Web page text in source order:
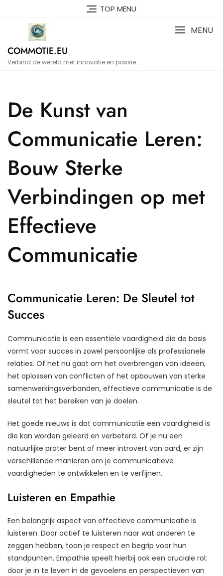
TOP MENU
COMMOTIE.EU
Verbind de wereld met innovatie en passie.
MENU
De Kunst van
Communicatie Leren:
Bouw Sterke
Verbindingen op met
Effectieve
Communicatie
Communicatie Leren: De Sleutel tot
Succes
Communicatie is een essentiële vaardigheid die de basis
vormt voor succes in zowel persoonlijke als professionele
relaties. Of het nu gaat om het overbrengen van ideeën,
het oplossen van conflicten of het opbouwen van sterke
samenwerkingsverbanden, effectieve communicatie is de
sleutel tot het bereiken van je doelen.
Het goede nieuws is dat communicatie een vaardigheid is
die kan worden geleerd en verbeterd. Of je nu een
natuurlijke prater bent of meer introvert van aard, er zijn
verschillende manieren om je communicatieve
vaardigheden te ontwikkelen en te verfijnen.
Luisteren en Empathie
Een belangrijk aspect van effectieve communicatie is
luisteren. Door actief te luisteren naar wat anderen te
zeggen hebben, toon je respect en begrip voor hun
standpunten. Empathie speelt hierbij ook een cruciale rol;
door je in te leven in de gevoelens en perspectieven van